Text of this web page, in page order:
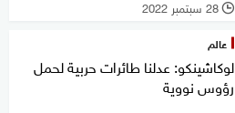
l 28 سبتمبر 2022
عالم
لوكاشينكو: عدلنا طائرات حربية لحمل
رؤوس نووية